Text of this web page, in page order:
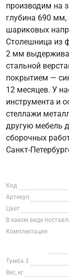
производим на
глубина 690
шариковых
Столешница из
2 мм
стальной
покрытием —
12 месяцев. У
инструмента и
стеллажи
другую мебель
сборочных
Санкт-
Код
Артикул
Цвет
В каком виде
Комплектация
Тумба 3
Вес, кг